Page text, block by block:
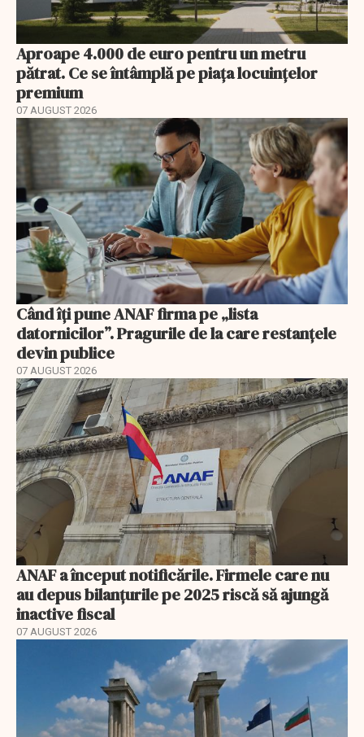
Aproape 4.000 de euro pentru un metru
pătrat. Ce se întâmplă pe piața locuințelor
premium
07 AUGUST 2026
Când îți pune ANAF firma pe „lista
datornicilor”. Pragurile de la care restanțele
devin publice
07 AUGUST 2026
ANAF a început notificările. Firmele care nu
au depus bilanțurile pe 2025 riscă să ajungă
inactive fiscal
07 AUGUST 2026